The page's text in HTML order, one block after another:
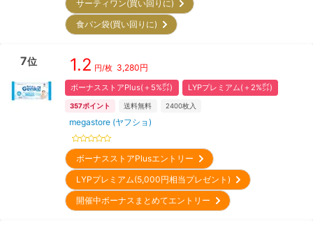
サーティワン(買い回りに)
食パン袋(買い回りに)
7位 1.2 円/枚 3,280円
ボーナスストアPlus(＋5%㌽) LYPプレミアム(＋2%㌽)
357ポイント 送料無料 2400枚入
megastore (ヤフショ)
ボーナスストアPlusエントリー
LYPプレミアム(5,000円相当プレゼント)
開催中ボーナスまとめてエントリー